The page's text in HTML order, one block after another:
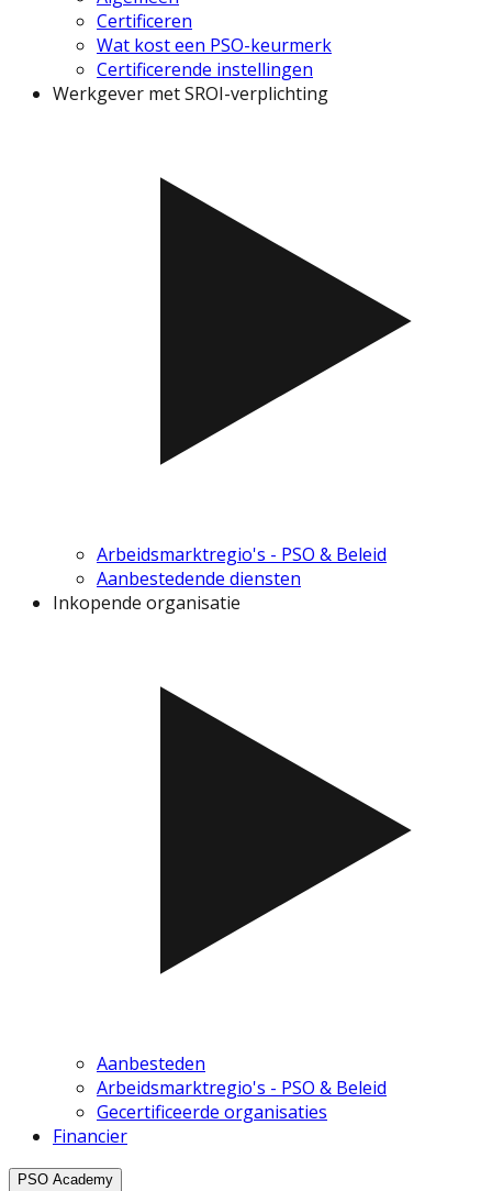
Certificeren
Wat kost een PSO-keurmerk
Certificerende instellingen
Werkgever met SROI-verplichting
Arbeidsmarktregio's - PSO & Beleid
Aanbestedende diensten
Inkopende organisatie
Aanbesteden
Arbeidsmarktregio's - PSO & Beleid
Gecertificeerde organisaties
Financier
PSO Academy